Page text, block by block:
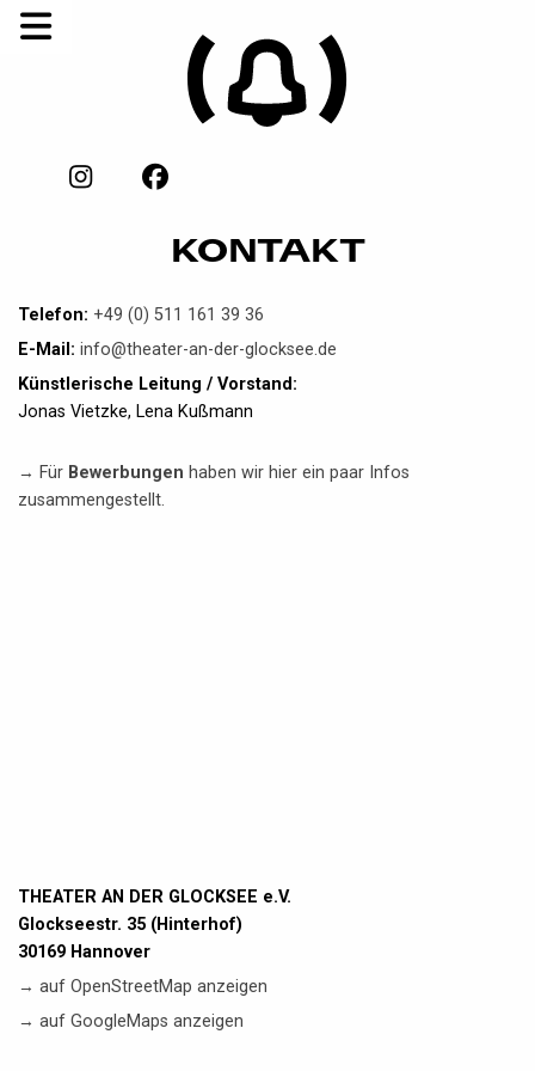
KONTAKT
Telefon: +49 (0) 511 161 39 36
E-Mail: info@theater-an-der-glocksee.de
Künstlerische Leitung / Vorstand:
Jonas Vietzke, Lena Kußmann
→ Für Bewerbungen haben wir hier ein paar Infos
zusammengestellt.
THEATER AN DER GLOCKSEE e.V.
Glockseestr. 35 (Hinterhof)
30169 Hannover
→ auf OpenStreetMap anzeigen
→ auf GoogleMaps anzeigen